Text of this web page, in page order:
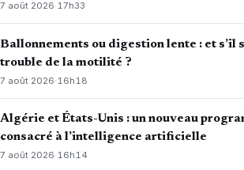
7 août 2026·17h33
Ballonnements ou digestion lente : et s’il
trouble de la motilité ?
7 août 2026· 16h18
Algérie et États-Unis : un nouveau
consacré à l’intelligence artificielle
7 août 2026·16h14